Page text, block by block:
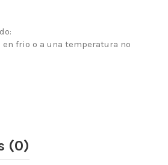
frio o a una temperatura no
(0)